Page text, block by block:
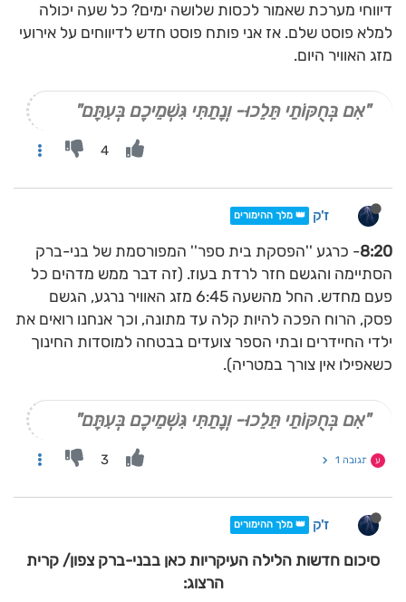
דיווחי מערכת שאמור לכסות שלושה ימים? כל שעה יכולה
למלא פוסט שלם. אז אני פותח פוסט חדש לדיווחים על אירועי
מזג האוויר היום.
"אִם בְּחֻקּוֹתַי תֵּלֵכוּ- וְנָתַתִּי גִּשְׁמֵיכֶם בְּעִתָּם"
4
ז'ק 👑 מלך ההימורים
8:20- כרגע ''הפסקת בית ספר'' המפורסמת של בני-ברק
הסתיימה והגשם חזר לרדת בעוז. (זה דבר ממש מדהים כל
פעם מחדש. החל מהשעה 6:45 מזג האוויר נרגע, הגשם
פסק, הרוח הפכה להיות קלה עד מתונה, וכך אנחנו רואים את
ילדי החיידרים ובתי הספר צועדים בבטחה למוסדות החינוך
כשאפילו אין צורך במטריה).
"אִם בְּחֻקּוֹתַי תֵּלֵכוּ- וְנָתַתִּי גִּשְׁמֵיכֶם בְּעִתָּם"
ע תגובה 1 3
ז'ק 👑 מלך ההימורים
סיכום חדשות הלילה העיקריות כאן בבני-ברק צפון/ קרית
הרצוג: